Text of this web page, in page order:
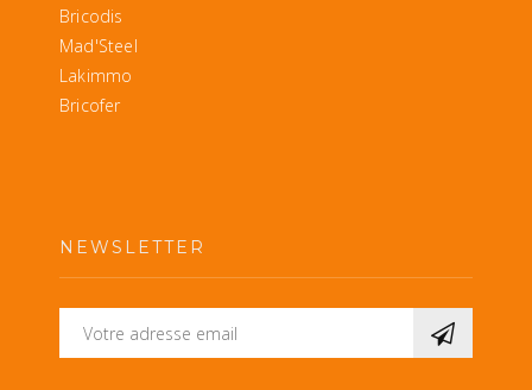
Bricodis
Mad'Steel
Lakimmo
Bricofer
NEWSLETTER